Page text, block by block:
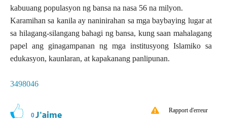
kabuuang populasyon ng bansa na nasa 56 na milyon.
Karamihan sa kanila ay naninirahan sa mga baybaying lugar at
sa hilagang-silangang bahagi ng bansa, kung saan mahalagang
papel ang ginagampanan ng mga institusyong Islamiko sa
edukasyon, kaunlaran, at kapakanang panlipunan.
3498046
0J'aime Rapport d'erreur